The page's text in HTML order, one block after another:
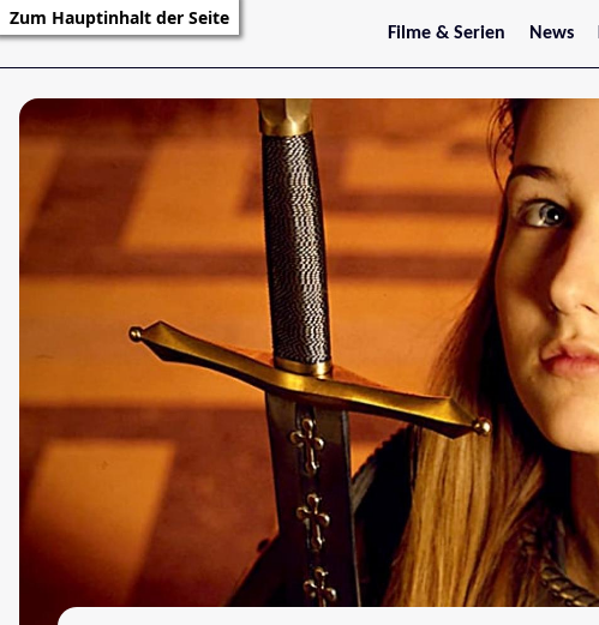
Zum Hauptinhalt der Seite
Filme & Serien
Trailer
Filmarchiv
Serienarchiv
News
Stars